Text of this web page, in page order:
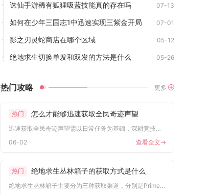
诛仙手游稀有狐狸吸蓝技能真的存在吗 07-13
如何在少年三国志1中迅速实现三紫金开局 07-01
影之刃灵蛇商店在哪个区域 05-12
绝地求生切换单发和双发的方法是什么 05-26
热门攻略 更多
热门 怎么才能够迅速获取全民奇迹声望
迅速获取全民奇迹声望需以日常任务为基础，深耕竞技场与公会玩法...
06-02
查看全文->
热门 绝地求生丛林箱子的获取方式是什么
绝地求生丛林箱子主要分为三种获取渠道，分别是PrimeGam...